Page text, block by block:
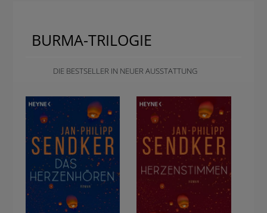
BURMA-TRILOGIE
DIE BESTSELLER IN NEUER AUSSTATTUNG